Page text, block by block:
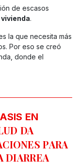
de escasos
.
la que necesita más
Por eso se creó
donde el
EN
DA
PARA
DIARREA